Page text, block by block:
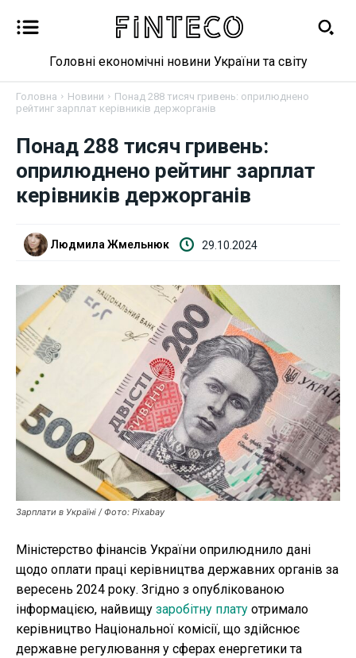
Новини
Бізнес
Криптовалюта
Робота і освіта
Публікації
ФОП
Курс валют
Головні економічні новини України та світу
Головна Новини
Понад 288 тисяч гривень: оприлюднено
рейтинг зарплат керівників держорганів
Понад 288 тисяч гривень:
оприлюднено рейтинг зарплат
керівників держорганів
Людмила Жмельнюк 29.10.2024
Зарплати в Україні / Фото: Pixabay
Міністерство фінансів України оприлюднило дані
щодо оплати праці керівництва державних органів за
вересень 2024 року. Згідно з опублікованою
інформацією, найвищу заробітну плату отримало
керівництво Національної комісії, що здійснює
державне регулювання у сферах енергетики та